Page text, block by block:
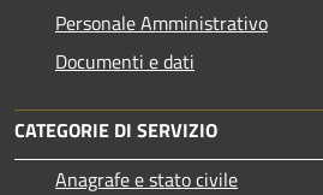
Personale Amministrativo
Documenti e dati
CATEGORIE DI SERVIZIO
Anagrafe e stato civile